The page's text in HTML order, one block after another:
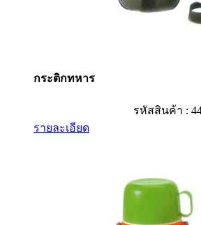
กระติกทหาร
รหัสสินค้า :
รายละเอียด